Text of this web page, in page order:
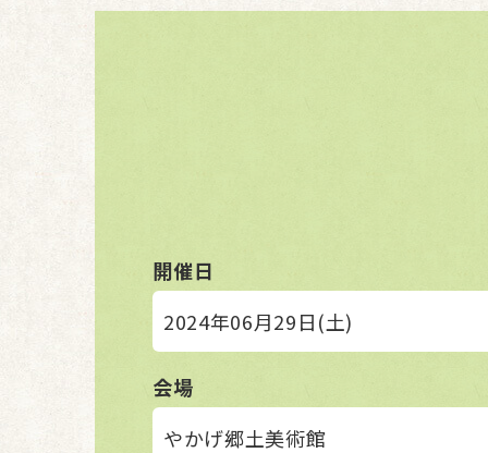
開催日
2024年06月29日(土)
会場
やかげ郷土美術館